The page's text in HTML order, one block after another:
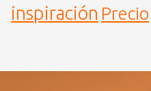
inspiración Precio